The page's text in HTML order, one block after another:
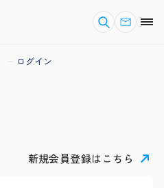
ログイン
新規会員登録はこちら